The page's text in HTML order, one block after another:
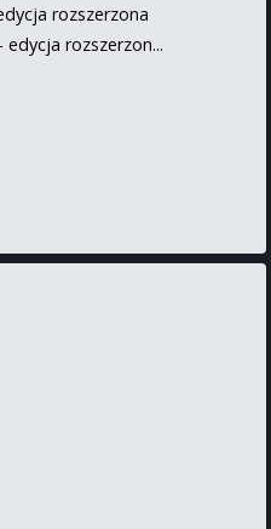
rozszerzona
edycja rozszerzon...